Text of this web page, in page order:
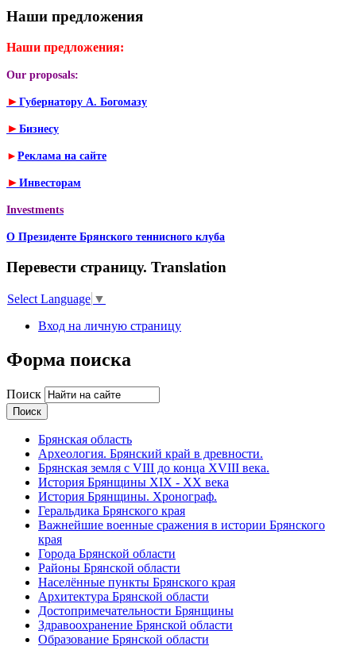
Наши предложения
Наши предложения:
Our proposals:
► Губернатору А. Богомазу
► Бизнесу
► Реклама на сайте
► Инвесторам
Investments
О Президенте Брянского теннисного клуба
Перевести страницу. Translation
Select Language ▼
Вход на личную страницу
Форма поиска
Поиск
Брянская область
Археология. Брянский край в древности.
Брянская земля с VIII до конца XVIII века.
История Брянщины XIX - XX века
История Брянщины. Хронограф.
Геральдика Брянского края
Важнейшие военные сражения в истории Брянского
края
Города Брянской области
Районы Брянской области
Населённые пункты Брянского края
Архитектура Брянской области
Достопримечательности Брянщины
Здравоохранение Брянской области
Образование Брянской области